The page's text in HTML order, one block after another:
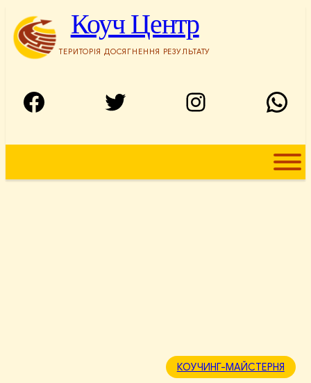
до
вмісту
Коуч Центр
ТЕРИТОРІЯ ДОСЯГНЕННЯ РЕЗУЛЬТАТУ
Facebook Twitter Instagram WhatsApp
КОУЧИНГ-МАЙСТЕРНЯ